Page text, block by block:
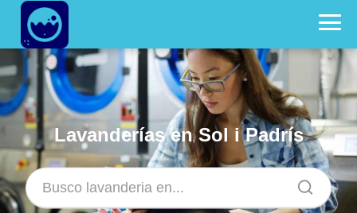
Lavanderías en Sol i Padrís